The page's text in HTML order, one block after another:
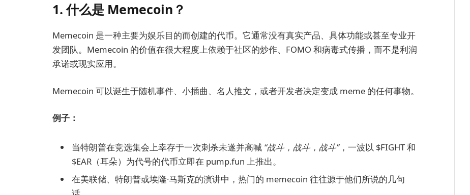
1. 什么是 Memecoin？
Memecoin 是一种主要为娱乐目的而创建的代币。它通常没有真实产品、具体功能或甚至专业开
发团队。Memecoin 的价值在很大程度上依赖于社区的炒作、FOMO 和病毒式传播，而不是利润
承诺或现实应用。
Memecoin 可以诞生于随机事件、小插曲、名人推文，或者开发者决定变成 meme 的任何事物。
例子：
当特朗普在竞选集会上幸存于一次刺杀未遂并高喊 “战斗，战斗，战斗”，一波以 $FIGHT 和
$EAR（耳朵）为代号的代币立即在 pump.fun 上推出。
在美联储、特朗普或埃隆·马斯克的演讲中，热门的 memecoin 往往源于他们所说的几句